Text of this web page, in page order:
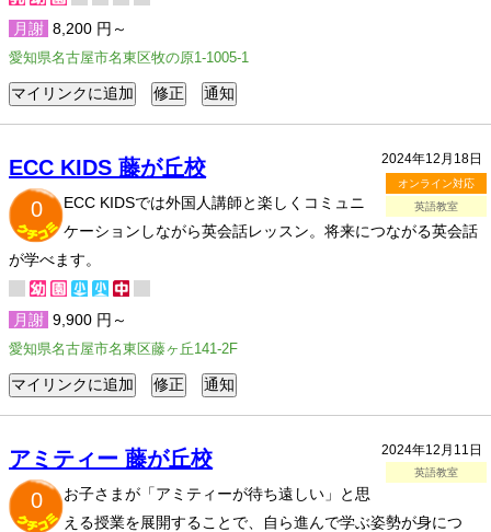
月謝 8,200 円～
愛知県名古屋市名東区牧の原1-1005-1
2024年12月18日
オンライン対応
英語教室
ECC KIDS 藤が丘校
0
ECC KIDSでは外国人講師と楽しくコミュニ
ケーションしながら英会話レッスン。将来につながる英会話
が学べます。
月謝 9,900 円～
愛知県名古屋市名東区藤ヶ丘141-2F
2024年12月11日
英語教室
アミティー 藤が丘校
0
お子さまが「アミティーが待ち遠しい」と思
える授業を展開することで、自ら進んで学ぶ姿勢が身につ